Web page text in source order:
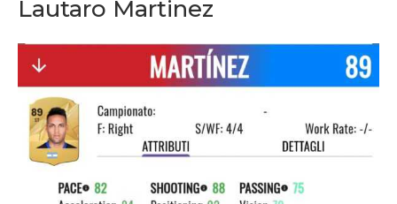
Lautaro Martinez